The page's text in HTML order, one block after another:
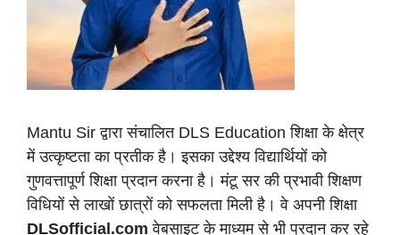
Mantu Sir द्वारा संचालित DLS Education शिक्षा के क्षेत्र
में उत्कृष्टता का प्रतीक है। इसका उद्देश्य विद्यार्थियों को
गुणवत्तापूर्ण शिक्षा प्रदान करना है। मंटू सर की प्रभावी शिक्षण
विधियों से लाखों छात्रों को सफलता मिली है। वे अपनी शिक्षा
DLSofficial.com वेबसाइट के माध्यम से भी प्रदान कर रहे